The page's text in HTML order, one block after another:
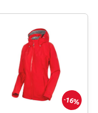
16%